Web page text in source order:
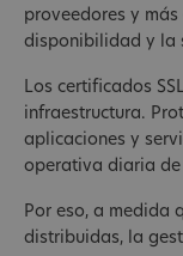
proveedores y
disponibilidad y la
Los certificados
infraestructura.
aplicaciones y
operativa diaria de
Por eso, a medida
distribuidas, la